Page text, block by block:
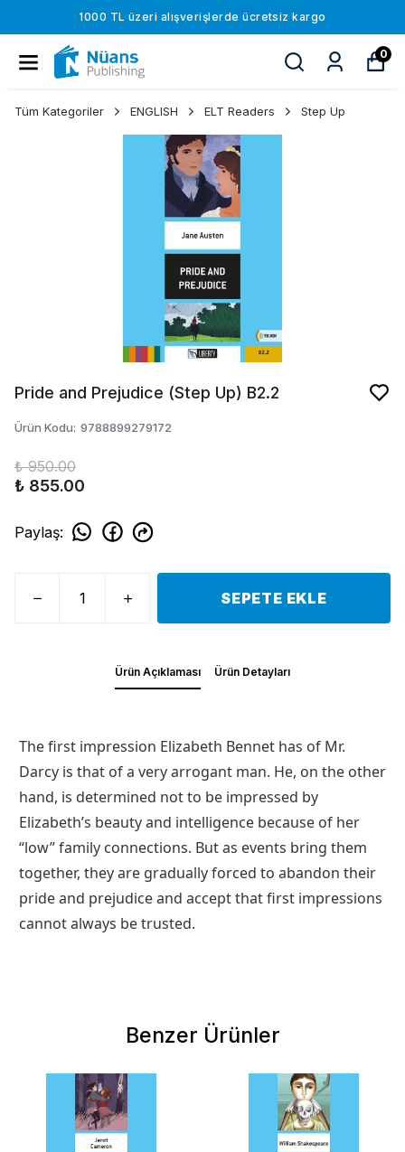
1000 TL üzeri alışverişlerde ücretsiz kargo
0
Tüm Kategoriler ENGLISH ELT Readers Step Up
Pride and Prejudice (Step Up) B2.2
Ürün Kodu: 9788899279172
₺ 950.00
₺ 855.00
Paylaş:
SEPETE EKLE
Ürün Açıklaması Ürün Detayları
The ﬁrst impression Elizabeth Bennet has of Mr.
Darcy is that of a very arrogant man. He, on the other
hand, is determined not to be impressed by
Elizabeth’s beauty and intelligence because of her
“low” family connections. But as events bring them
together, they are gradually forced to abandon their
pride and prejudice and accept that ﬁrst impressions
cannot always be trusted.
Benzer Ürünler